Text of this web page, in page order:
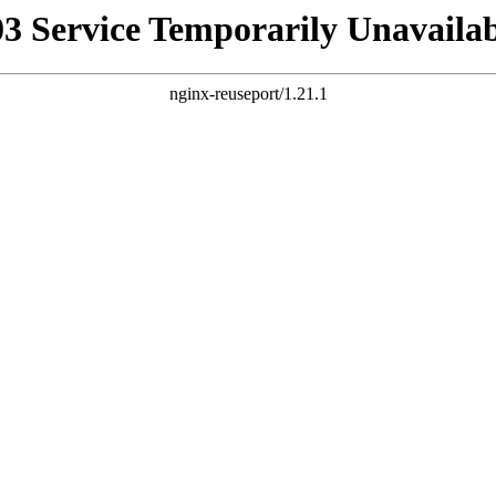
Service Temporarily
nginx-reuseport/1.21.1